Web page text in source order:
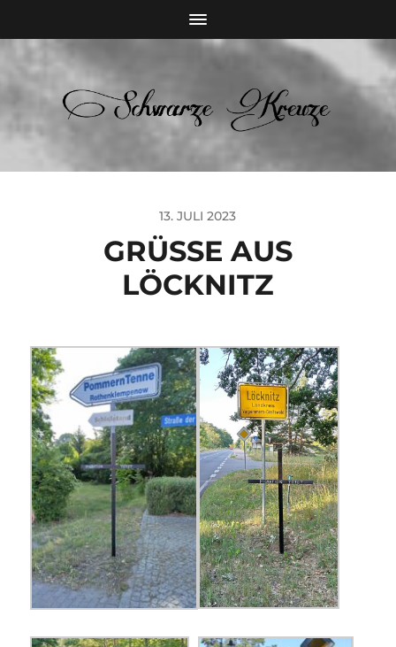
13. JULI 2023
GRÜSSE AUS
LÖCKNITZ